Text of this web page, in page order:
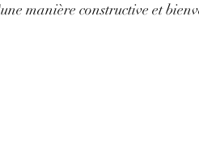
manière constructive et